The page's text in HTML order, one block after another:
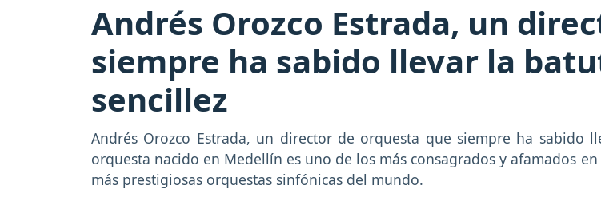
Andrés Orozco Estrada, un
siempre ha sabido llevar la
sencillez
Andrés Orozco Estrada, un director de orquesta que siempre ha
orquesta nacido en Medellín es uno de los más consagrados y afamados
más prestigiosas orquestas sinfónicas del mundo.